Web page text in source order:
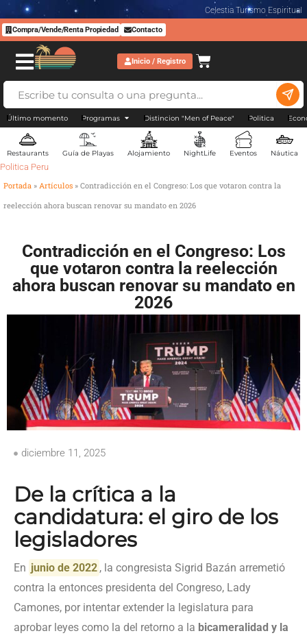
Celestia Turismo Espiritual
Compra/Vende/Renta Propiedad Contacto
Inicio / Registro
Último momento Programas Distincion "Men of Peace" Politica
Restaurants Guía de Playas Alojamiento NightLife Eventos Náutica
Politica Peru
Portada » Artículos » Contradicción en el Congreso: Los que votaron contra la
reelección ahora buscan renovar su mandato en 2026
Contradicción en el Congreso: Los
que votaron contra la reelección
ahora buscan renovar su mandato en
2026
diciembre 11, 2025
De la crítica a la
candidatura: el giro de los
legisladores
En junio de 2022 , la congresista Sigrid Bazán arremetió
contra la entonces presidenta del Congreso, Lady
Camones, por intentar extender la legislatura para
aprobar leyes como la del retorno a la bicameralidad y la